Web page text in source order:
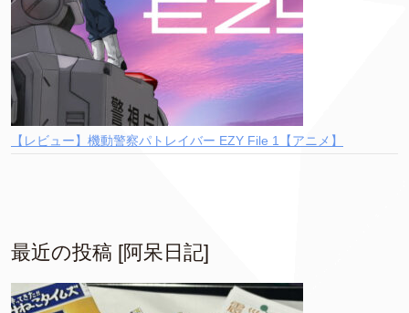
【レビュー】機動警察パトレイバー EZY File 1【アニメ】
最近の投稿 [阿呆日記]